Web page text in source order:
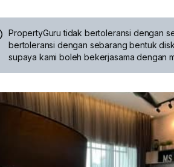
PropertyGuru tidak bertoleransi dengan
bertoleransi dengan sebarang bentuk
supaya kami boleh bekerjasama dengan